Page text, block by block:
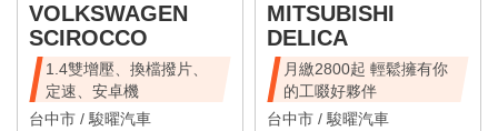
VOLKSWAGEN
SCIROCCO
1.4雙增壓、換檔撥片、
定速、安卓機
台中市 /駿曜汽車
MITSUBISHI
DELICA
月繳2800起 輕鬆擁有你
的工啜好夥伴
台中市 /駿曜汽車